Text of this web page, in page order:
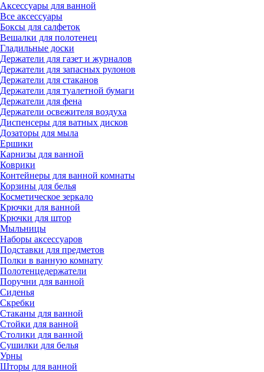
Аксессуары для ванной
Все аксессуары
Боксы для салфеток
Вешалки для полотенец
Гладильные доски
Держатели для газет и журналов
Держатели для запасных рулонов
Держатели для стаканов
Держатели для туалетной бумаги
Держатели для фена
Держатели освежителя воздуха
Диспенсеры для ватных дисков
Дозаторы для мыла
Ершики
Карнизы для ванной
Коврики
Контейнеры для ванной комнаты
Корзины для белья
Косметическое зеркало
Крючки для ванной
Крючки для штор
Мыльницы
Наборы аксессуаров
Подставки для предметов
Полки в ванную комнату
Полотенцедержатели
Поручни для ванной
Сиденья
Скребки
Стаканы для ванной
Стойки для ванной
Столики для ванной
Сушилки для белья
Урны
Шторы для ванной